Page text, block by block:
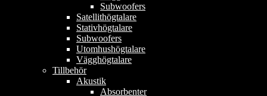
Subwoofers
Satellithögtalare
Stativhögtalare
Subwoofers
Utomhushögtalare
Vägghögtalare
Tillbehör
Akustik
Absorbenter